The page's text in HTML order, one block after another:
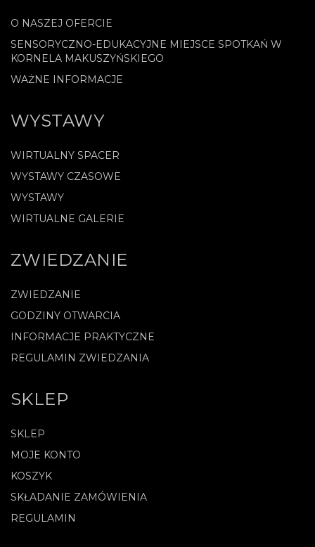
O NASZEJ OFERCIE
SENSORYCZNO-EDUKACYJNE MIEJSCE SPOTKAŃ W
KORNELA MAKUSZYŃSKIEGO
WAŻNE INFORMACJE
WYSTAWY
WIRTUALNY SPACER
WYSTAWY CZASOWE
WYSTAWY
WIRTUALNE GALERIE
ZWIEDZANIE
ZWIEDZANIE
GODZINY OTWARCIA
INFORMACJE PRAKTYCZNE
REGULAMIN ZWIEDZANIA
SKLEP
SKLEP
MOJE KONTO
KOSZYK
SKŁADANIE ZAMÓWIENIA
REGULAMIN